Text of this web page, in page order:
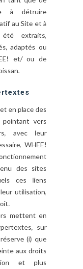
à détruire
au Site et à
extraits,
adaptés ou
et/ ou de
en place des
pointant vers
avec leur
WHEE!
des sites
ces liens
utilisation,
mettent en
sur
(i) que
aux droits
et plus